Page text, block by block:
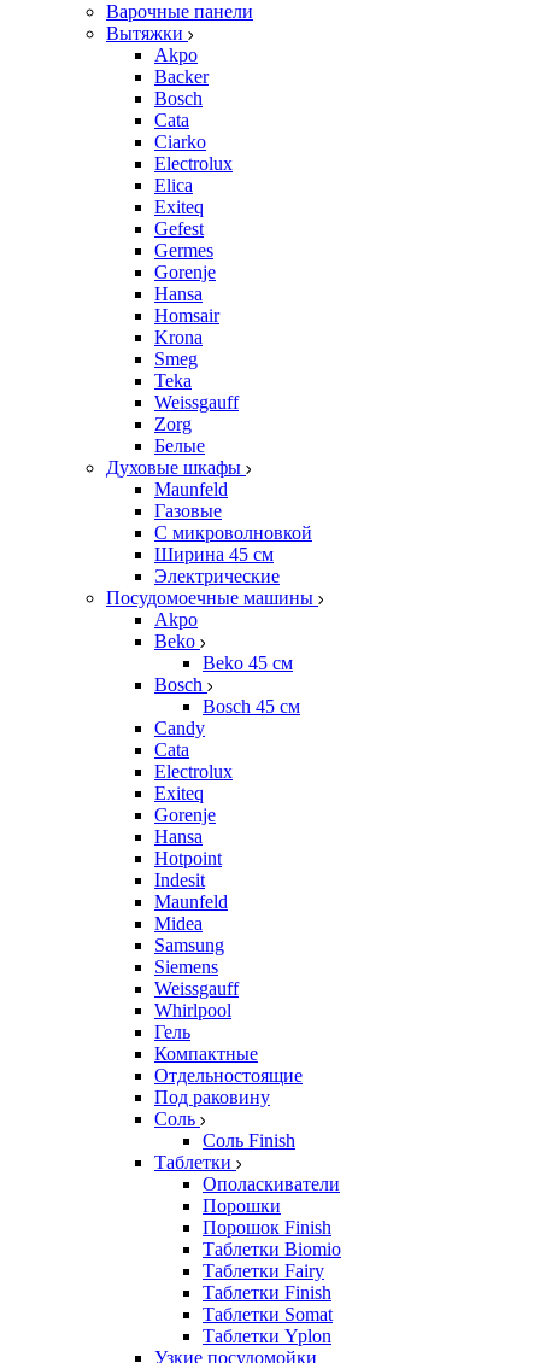
Варочные панели
Вытяжки
Akpo
Backer
Bosch
Cata
Ciarko
Electrolux
Elica
Exiteq
Gefest
Germes
Gorenje
Hansa
Homsair
Krona
Smeg
Teka
Weissgauff
Zorg
Белые
Духовые шкафы
Maunfeld
Газовые
С микроволновкой
Ширина 45 см
Электрические
Посудомоечные машины
Akpo
Beko
Beko 45 см
Bosch
Bosch 45 см
Candy
Cata
Electrolux
Exiteq
Gorenje
Hansa
Hotpoint
Indesit
Maunfeld
Midea
Samsung
Siemens
Weissgauff
Whirlpool
Гель
Компактные
Отдельностоящие
Под раковину
Соль
Соль Finish
Таблетки
Ополаскиватели
Порошки
Порошок Finish
Таблетки Biomio
Таблетки Fairy
Таблетки Finish
Таблетки Somat
Таблетки Yplon
Узкие посудомойки